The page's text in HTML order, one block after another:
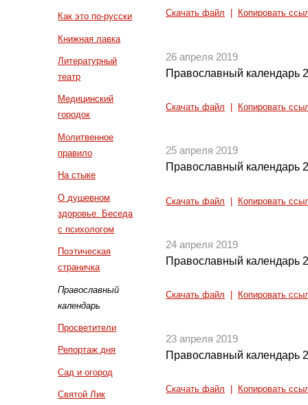
Как это по-русски
Книжная лавка
Литературный
театр
Медицинский
городок
Молитвенное
правило
На стыке
О душевном
здоровье. Беседа
с психологом
Поэтическая
страничка
Православный
календарь
Просветители
Репортаж дня
Сад и огород
Святой Лик
Скачать файл Копировать
26 апреля 2019
Православный календарь
Скачать файл Копировать
25 апреля 2019
Православный календарь
Скачать файл Копировать
24 апреля 2019
Православный календарь
Скачать файл Копировать
23 апреля 2019
Православный календарь
Скачать файл Копировать